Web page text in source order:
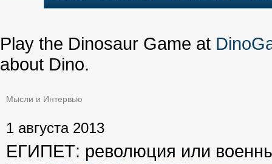
Play the Dinosaur Game at
about Dino.
Мысли и Интервью
1 августа 2013
ЕГИПЕТ: революция или